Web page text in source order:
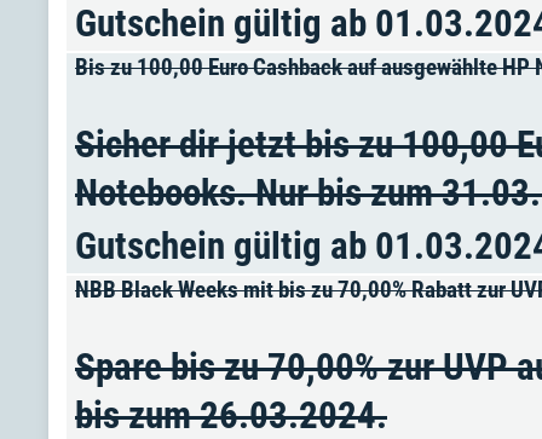
Gutschein gültig ab
Bis zu 100,00 Euro Cashback auf ausgewählte HP
Sicher dir jetzt bis zu 100,00
Notebooks. Nur bis zum
Gutschein gültig ab
NBB Black Weeks mit bis zu 70,00% Rabatt zur
Spare bis zu 70,00% zur UVP
bis zum 26.03.2024.